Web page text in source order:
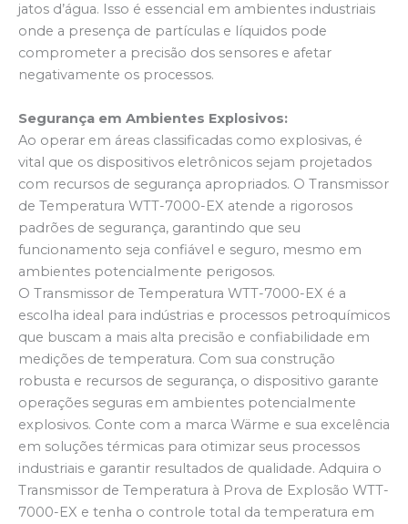
jatos d’água. Isso é essencial em ambientes industriais
onde a presença de partículas e líquidos pode
comprometer a precisão dos sensores e afetar
negativamente os processos.
Segurança em Ambientes Explosivos:
Ao operar em áreas classificadas como explosivas, é
vital que os dispositivos eletrônicos sejam projetados
com recursos de segurança apropriados. O Transmissor
de Temperatura WTT-7000-EX atende a rigorosos
padrões de segurança, garantindo que seu
funcionamento seja confiável e seguro, mesmo em
ambientes potencialmente perigosos.
O Transmissor de Temperatura WTT-7000-EX é a
escolha ideal para indústrias e processos petroquímicos
que buscam a mais alta precisão e confiabilidade em
medições de temperatura. Com sua construção
robusta e recursos de segurança, o dispositivo garante
operações seguras em ambientes potencialmente
explosivos. Conte com a marca Wärme e sua excelência
em soluções térmicas para otimizar seus processos
industriais e garantir resultados de qualidade. Adquira o
Transmissor de Temperatura à Prova de Explosão WTT-
7000-EX e tenha o controle total da temperatura em